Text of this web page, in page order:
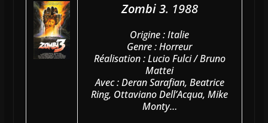
Zombi 3. 1988
Origine : Italie
Genre : Horreur
Réalisation : Lucio Fulci / Bruno
Mattei
Avec : Deran Sarafian, Beatrice
Ring, Ottaviano Dell’Acqua, Mike
Monty…